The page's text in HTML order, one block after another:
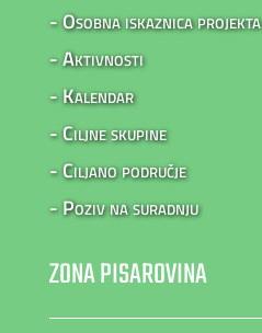
- Osobna iskaznica projekta
- Aktivnosti
- Kalendar
- Ciljne skupine
- Ciljano područje
- Poziv na suradnju
ZONA PISAROVINA